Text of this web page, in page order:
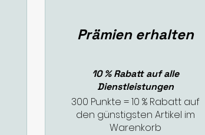
Prämien erhalten
10 % Rabatt auf alle
Dienstleistungen
300 Punkte = 10 % Rabatt auf
den günstigsten Artikel im
Warenkorb